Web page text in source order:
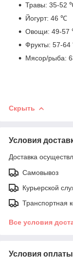
Травы: 35-52
Йогурт: 46 ℃
Овощи: 49-
Фрукты: 57-
Мясор/рыба:
Скрыть
Условия
Доставка
Самовывоз
Курьерской
Транспортная
Все условия
Условия оплаты